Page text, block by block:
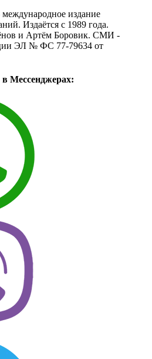
издание
Издаётся с 1989 года.
и Артём Боровик. CМИ -
ЭЛ № ФС 77-79634 от
Мессенджерах: